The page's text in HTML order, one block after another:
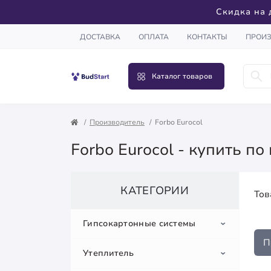
Скидка на
ДОСТАВКА ОПЛАТА КОНТАКТЫ
Каталог товаров
Производитель Forbo Eurocol
Forbo Eurocol - купить
КАТЕГОРИИ
Гипсокартонные системы
Гипсокартон
Утеплитель